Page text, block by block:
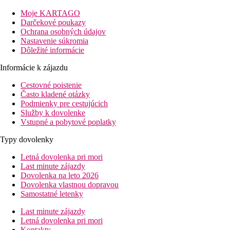
Vstupná hala s recepciou, reštaurácia, lobby bar, TV kútik,
minimarket, konferenčná sála, vnútorný bazén. Vonku bazén,
bar pri bazéne a terasa s lehátkami a slnečníkmi zadarmo.
Izby
Dvojlôžková izba:
minichladnička a balkón.
Ostatné typy izieb(pokiaľ nie je uvedené inak, majú izby
vyššie uvedené vybavenie)
Dvojlôžková izba, Promo:
ponuka, izby môžu byť umiestnené v menej výhodnej
polohe.
Zábava
Občasné animačné programy, nočný klub.
Stravovanie
Raňajky
Moje KARTAGO
Darčekové poukazy
Ochrana osobných údajov
Nastavenie súkromia
Dôležité informácie
Informácie k zájazdu
Cestovné poistenie
Často kladené otázky
Podmienky pre cestujúcich
Služby k dovolenke
Vstupné a pobytové poplatky
Typy dovolenky
Letná dovolenka pri mori
Last minute zájazdy
Dovolenka na leto 2026
Dovolenka vlastnou dopravou
Samostatné letenky
Last minute zájazdy
Letná dovolenka pri mori